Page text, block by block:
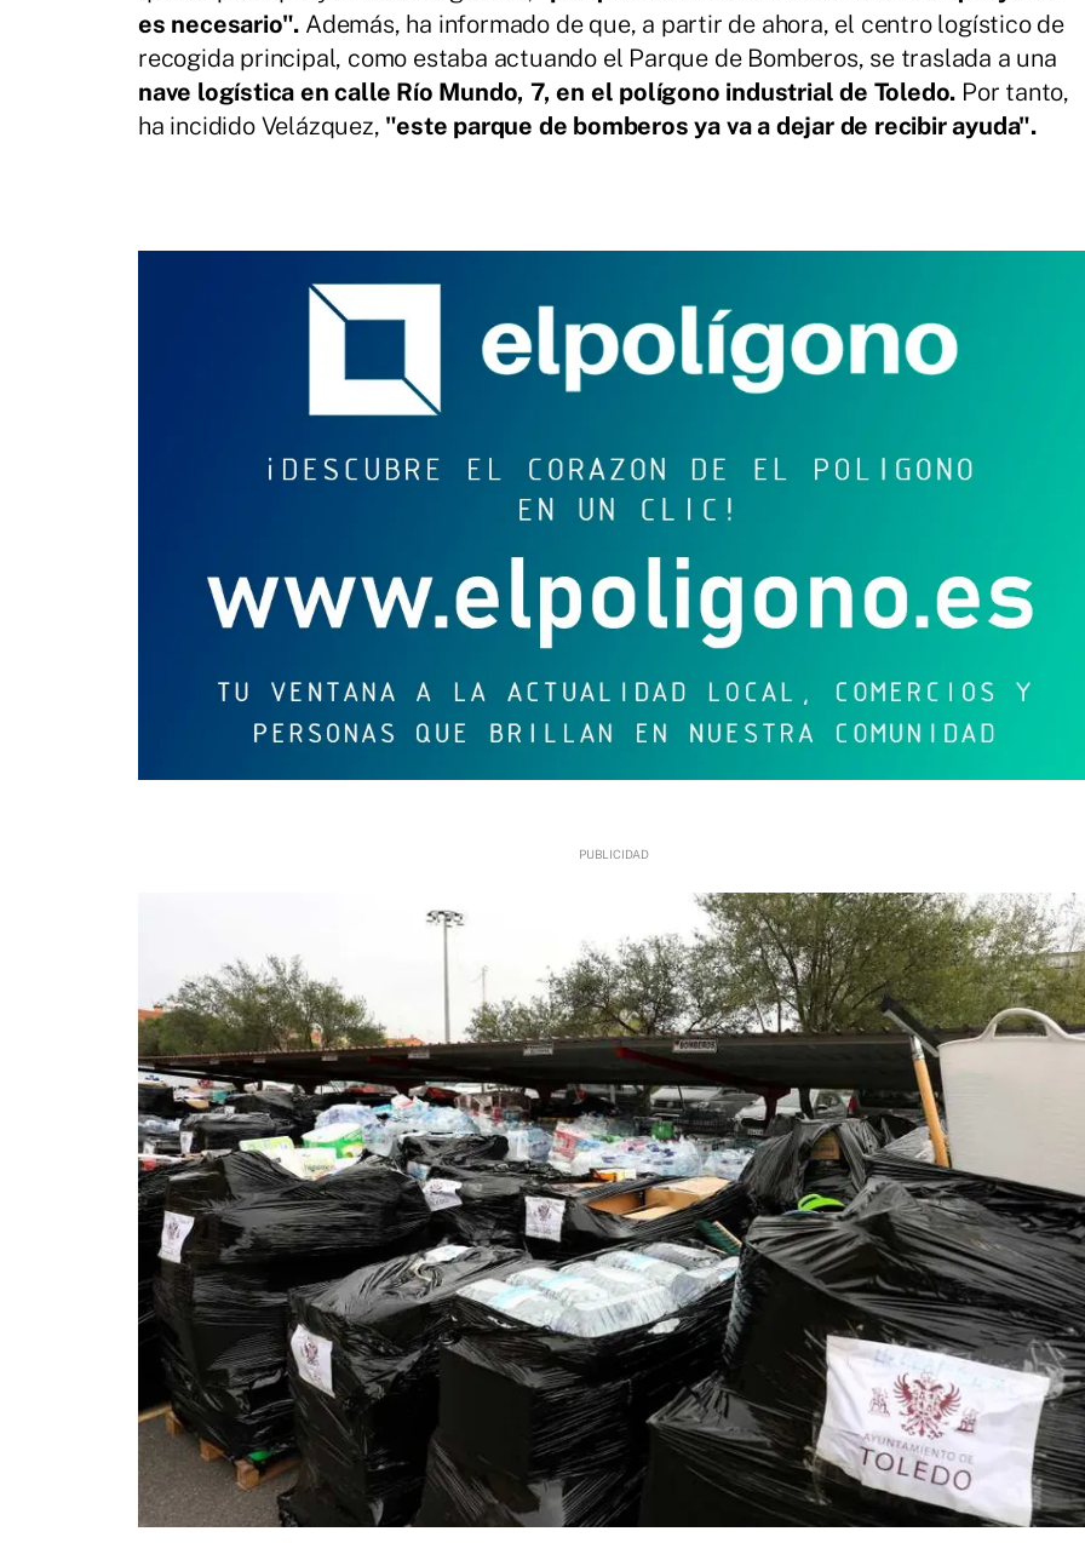
es necesario". Además, ha informado de que, a partir de ahora, el centro logístico de
recogida principal, como estaba actuando el Parque de Bomberos, se traslada a una
nave logística en calle Río Mundo, 7, en el polígono industrial de Toledo. Por tanto,
ha incidido Velázquez, "este parque de bomberos ya va a dejar de recibir ayuda".